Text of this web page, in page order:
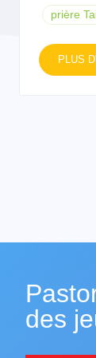
prière
PLUS
des